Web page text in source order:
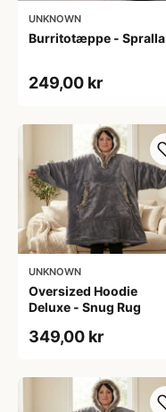
UNKNOWN
Burritotæppe - Spralla
249,00 kr
UNKNOWN
Oversized Hoodie
Deluxe - Snug Rug
349,00 kr